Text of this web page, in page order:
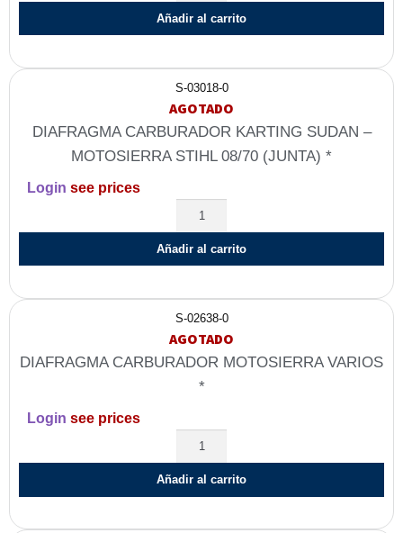
Añadir al carrito
S-03018-0
AGOTADO
DIAFRAGMA CARBURADOR KARTING SUDAN –
MOTOSIERRA STIHL 08/70 (JUNTA) *
Login see prices
Añadir al carrito
S-02638-0
AGOTADO
DIAFRAGMA CARBURADOR MOTOSIERRA VARIOS
*
Login see prices
Añadir al carrito